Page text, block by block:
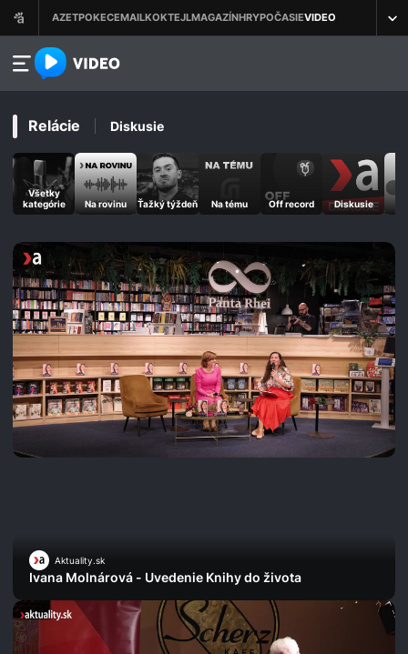
azet.video.sk
Relácie Diskusie
Všetky
kategórie
Na rovinu Ťažký týždeň Na tému Off record Diskusie
Aktuality.sk
Ivana Molnárová - Uvedenie Knihy do života